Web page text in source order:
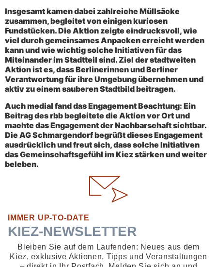
Insgesamt kamen dabei zahlreiche Müllsäcke
zusammen, begleitet von einigen kuriosen
Fundstücken. Die Aktion zeigte eindrucksvoll, wie
viel durch gemeinsames Anpacken erreicht werden
kann und wie wichtig solche Initiativen für das
Miteinander im Stadtteil sind. Ziel der stadtweiten
Aktion ist es, dass Berlinerinnen und Berliner
Verantwortung für ihre Umgebung übernehmen und
aktiv zu einem sauberen Stadtbild beitragen.
Auch medial fand das Engagement Beachtung: Ein
Beitrag des rbb begleitete die Aktion vor Ort und
machte das Engagement der Nachbarschaft sichtbar.
Die AG Schmargendorf begrüßt dieses Engagement
ausdrücklich und freut sich, dass solche Initiativen
das Gemeinschaftsgefühl im Kiez stärken und weiter
beleben.
IMMER UP-TO-DATE
KIEZ-NEWSLETTER
Bleiben Sie auf dem Laufenden: Neues aus dem
Kiez, exklusive Aktionen, Tipps und Veranstaltungen